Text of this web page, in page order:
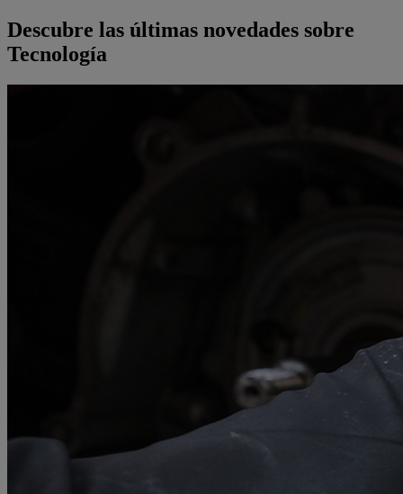
Descubre las últimas novedades sobre
Tecnología